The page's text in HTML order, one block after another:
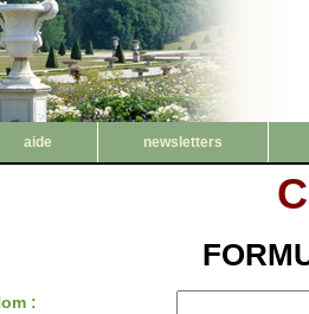
aide
newsletters
: